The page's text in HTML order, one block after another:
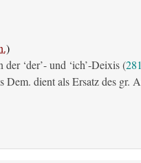
)
der ‘der’- und ‘ich’-Deixis (281
dient als Ersatz des gr.